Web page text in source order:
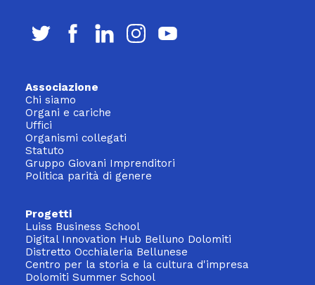
Associazione
Chi siamo
Organi e cariche
Uffici
Organismi collegati
Statuto
Gruppo Giovani Imprenditori
Politica parità di genere
Progetti
Luiss Business School
Digital Innovation Hub Belluno Dolomiti
Distretto Occhialeria Bellunese
Centro per la storia e la cultura d'impresa
Dolomiti Summer School